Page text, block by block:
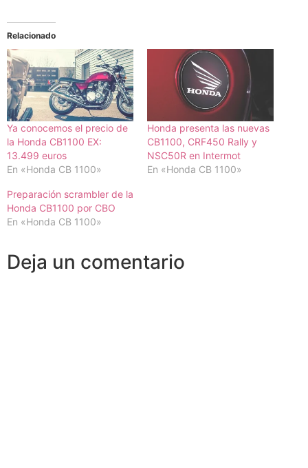
Relacionado
Ya conocemos el precio de
la Honda CB1100 EX:
13.499 euros
En «Honda CB 1100»
Honda presenta las nuevas
CB1100, CRF450 Rally y
NSC50R en Intermot
En «Honda CB 1100»
Preparación scrambler de la
Honda CB1100 por CBO
En «Honda CB 1100»
Deja un comentario